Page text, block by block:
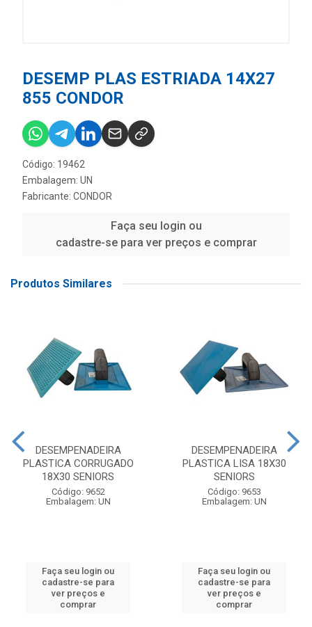
DESEMP PLAS ESTRIADA 14X27
855 CONDOR
Código: 19462
Embalagem: UN
Fabricante: CONDOR
Faça seu login ou
cadastre-se para ver preços e comprar
Produtos Similares
DESEMPENADEIRA
PLASTICA CORRUGADO
18X30 SENIORS
Código: 9652
Embalagem: UN
Faça seu login ou
cadastre-se para
ver preços e
comprar
DESEMPENADEIRA
PLASTICA LISA 18X30
SENIORS
Código: 9653
Embalagem: UN
Faça seu login ou
cadastre-se para
ver preços e
comprar